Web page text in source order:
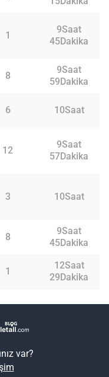
1
9Saat
45Dakika
8
9Saat
59Dakika
6 10Saat
12
9Saat
57Dakika
3 10Saat
8
9Saat
45Dakika
1
12Saat
29Dakika
var?